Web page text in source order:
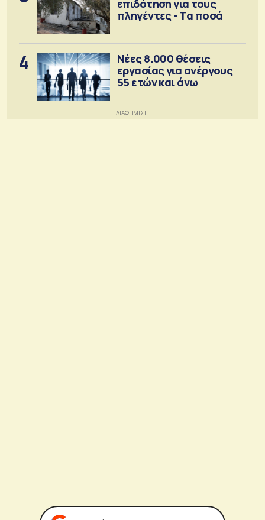
επιδότηση για τους
πληγέντες - Τα ποσά
4
Νέες 8.000 θέσεις
εργασίας για ανέργους
55 ετών και άνω